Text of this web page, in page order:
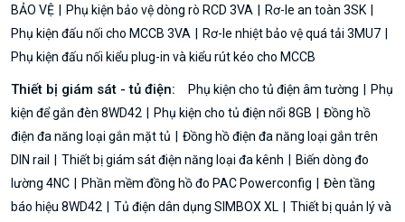
BẢO VỆ
Phụ kiện bảo vệ dòng rò RCD 3VA
Rơ-le an toàn 3SK
Phụ kiện đấu nối cho MCCB 3VA
Rơ-le nhiệt bảo vệ quá tải 3MU7
Phụ kiện đấu nối kiểu plug-in và kiểu rút kéo cho MCCB
Thiết bị giám sát - tủ điện: Phụ kiện cho tủ điện âm tường
Phụ
kiện để gắn đèn 8WD42
Phụ kiện cho tủ điện nổi 8GB
Đồng hồ
điện đa năng loại gắn mặt tủ
Đồng hồ điện đa năng loại gắn trên
DIN rail
Thiết bị giám sát điện năng loại đa kênh
Biến dòng đo
lường 4NC
Phần mềm đồng hồ đo PAC Powerconfig
Đèn tầng
báo hiệu 8WD42
Tủ điện dân dụng SIMBOX XL
Thiết bị quản lý và